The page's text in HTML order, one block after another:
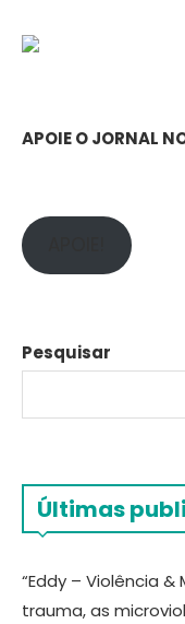
APOIE O JORNAL
Pesquisar
Últimas
“Eddy – Violência
trauma, as